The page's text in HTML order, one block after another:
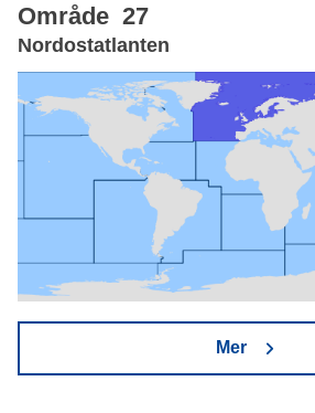
Område 27
Nordostatlanten
Mer